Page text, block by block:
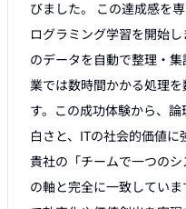
びました。 この達成感を
ログラミング学習を開始
のデータを自動で整理・
業では数時間かかる処理
す。この成功体験から、
白さと、ITの社会的価値に
貴社の「チームで一つの
の軸と完全に一致してい